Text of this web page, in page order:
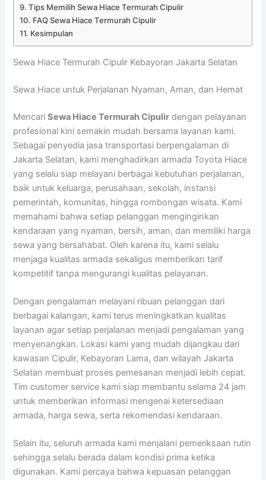
Tips Memilih Sewa Hiace Termurah Cipulir
FAQ Sewa Hiace Termurah Cipulir
Kesimpulan
Sewa Hiace Termurah Cipulir Kebayoran Jakarta Selatan
Sewa Hiace untuk Perjalanan Nyaman, Aman, dan Hemat
MencariSewa Hiace Termurah Cipulir dengan pelayanan
profesional kini semakin mudah bersama layanan kami.
Sebagai penyedia jasa transportasi berpengalaman di
Jakarta Selatan, kami menghadirkan armada Toyota Hiace
yang selalu siap melayani berbagai kebutuhan perjalanan,
baik untuk keluarga, perusahaan, sekolah, instansi
pemerintah, komunitas, hingga rombongan wisata. Kami
memahami bahwa setiap pelanggan menginginkan
kendaraan yang nyaman, bersih, aman, dan memiliki harga
sewa yang bersahabat. Oleh karena itu, kami selalu
menjaga kualitas armada sekaligus memberikan tarif
kompetitif tanpa mengurangi kualitas pelayanan.
Dengan pengalaman melayani ribuan pelanggan dari
berbagai kalangan, kami terus meningkatkan kualitas
layanan agar setiap perjalanan menjadi pengalaman yang
menyenangkan. Lokasi kami yang mudah dijangkau dari
kawasan Cipulir, Kebayoran Lama, dan wilayah Jakarta
Selatan membuat proses pemesanan menjadi lebih cepat.
Tim customer service kami siap membantu selama 24 jam
untuk memberikan informasi mengenai ketersediaan
armada, harga sewa, serta rekomendasi kendaraan.
Selain itu, seluruh armada kami menjalani pemeriksaan rutin
sehingga selalu berada dalam kondisi prima ketika
digunakan. Kami percaya bahwa kepuasan pelanggan